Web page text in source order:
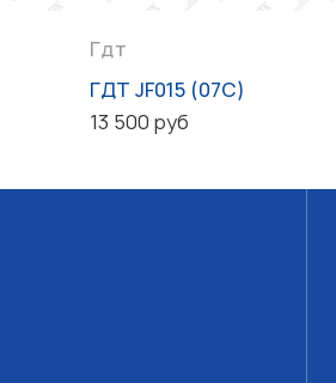
Гдт
ГДТ JF015 (07C)
13 500 руб